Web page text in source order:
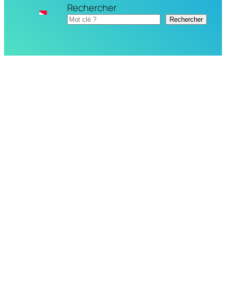
Rechercher
Rechercher